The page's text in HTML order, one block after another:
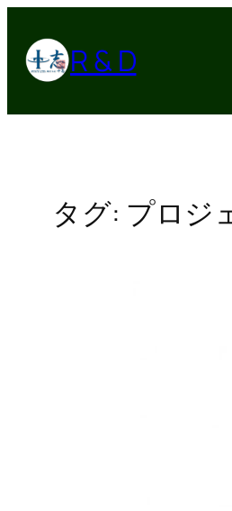
を
R & D
タグ: プロジ